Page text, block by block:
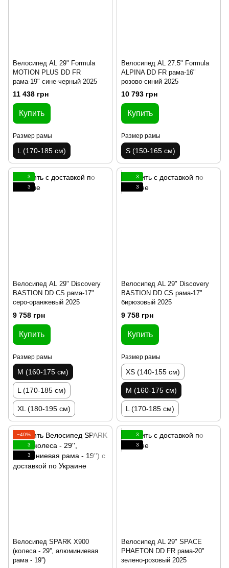
Велосипед AL 29" Formula
MOTION PLUS DD FR
рама-19" сине-черный 2025
11 438 грн
Купить
Размер рамы
L (170-185 см)
Велосипед AL 27.5" Formula
ALPINA DD FR рама-16"
розово-синий 2025
10 793 грн
Купить
Размер рамы
S (150-165 см)
3
3
Велосипед AL 29" Discovery
BASTION DD CS рама-17"
серо-оранжевый 2025
9 758 грн
Купить
Размер рамы
M (160-175 см)
L (170-185 см)
XL (180-195 см)
3
3
Велосипед AL 29" Discovery
BASTION DD CS рама-17"
бирюзовый 2025
9 758 грн
Купить
Размер рамы
XS (140-155 см)
M (160-175 см)
L (170-185 см)
−40%
3
3
Велосипед SPARK X900
(колеса - 29'', алюминиевая
рама - 19'')
3
3
Велосипед AL 29" SPACE
PHAETON DD FR рама-20"
зелено-розовый 2025